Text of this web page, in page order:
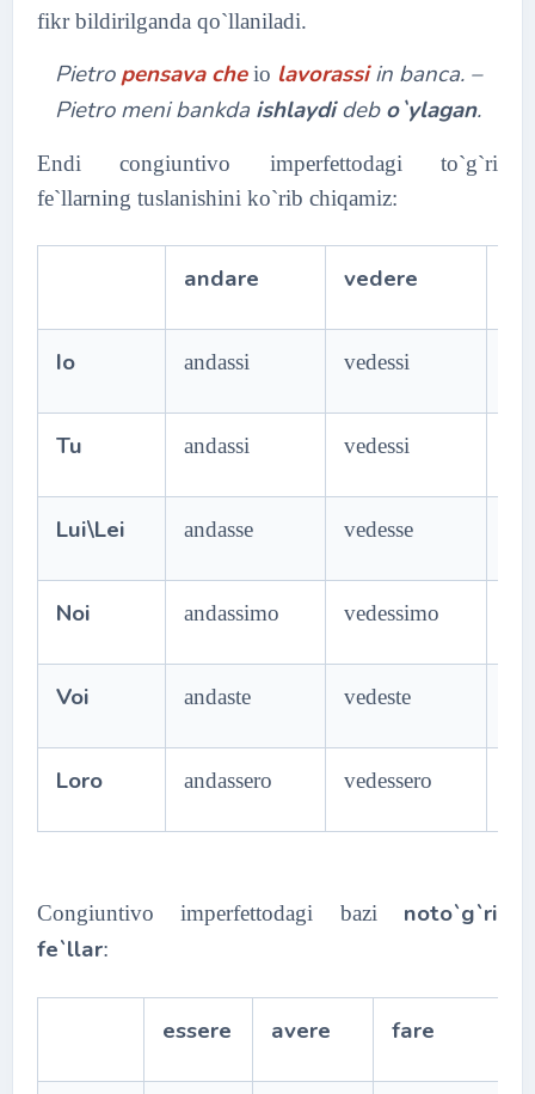
fikr bildirilganda qo`llaniladi.
Pietropensava che io lavorassi in banca. –
Pietro meni bankda ishlaydidebo`ylagan.
Endi congiuntivo imperfettodagi to`g`ri
fe`llarning tuslanishini ko`rib chiqamiz:
andare vedere
Io andassi vedessi
Tu andassi vedessi
Lui\Lei andasse vedesse
Noi andassimo vedessimo
Voi andaste vedeste
Loro andassero vedessero
Congiuntivo imperfettodagi bazi noto`g`ri
fe`llar:
essere avere fare